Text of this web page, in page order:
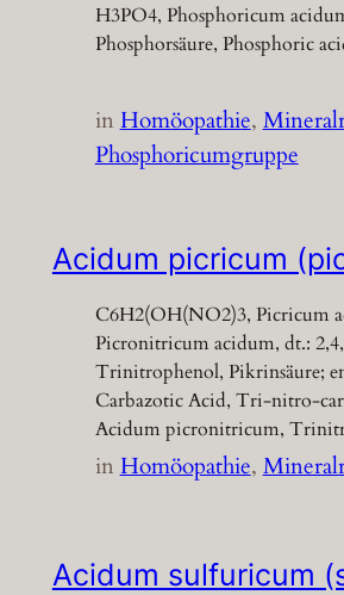
H3PO4, Phosphoricum
Phosphorsäure, Phosphoric
inHomöopathie,
Phosphoricumgruppe
Acidum picricum
C6H2(OH(NO2)3, Picricum
Picronitricum acidum, dt.:
Trinitrophenol, Pikrinsäure;
Carbazotic Acid, Tri-nitro-
Acidum picronitricum,
inHomöopathie,
Acidum sulfuricum